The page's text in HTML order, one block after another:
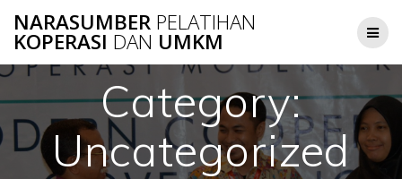
to
content
NARASUMBER PELATIHAN
KOPERASI DAN UMKM
Category:
Uncategorized